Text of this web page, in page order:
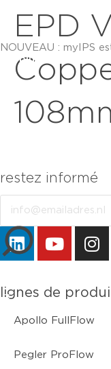
NOUVEAU : myIPS
plus d’infos
fermer
EPD
restez informé
lignes de
Apollo FullFlow
Pegler ProFlow